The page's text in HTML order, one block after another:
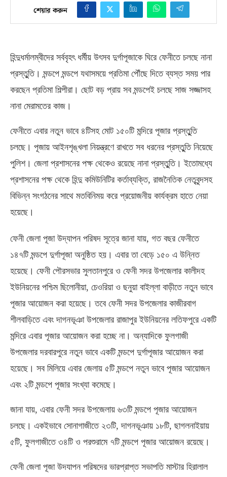
শেয়ার করুন
হিন্দুধর্মালম্বীদের সর্ববৃহৎ ধর্মীয় উৎসব দুর্গাপূজাকে ঘিরে ফেনীতে চলছে নানা
প্রস্তুুতি। মন্ডপে মন্ডপে যথাসময়ে প্রতিমা পৌঁছে দিতে ব্যস্ত সময় পার
করছেন প্রতিমা শিল্পীরা। ছোট বড় প্রায় সব মন্ডপেই চলছে সাজ সজ্জাসহ
নানা মেরামতের কাজ।
ফেনীতে এবার নতুন ভাবে ৪টিসহ মোট ১৫০টি মন্দিরে পূজার প্রস্তুুতি
চলছে। পূজায় আইনশৃঙ্খলা নিয়ন্ত্রণে রাখতে সব ধরনের প্রস্তুুতি নিয়েছে
পুলিশ। জেলা প্রশাসনের পক্ষ থেকেও রয়েছে নানা প্রস্তুুতি। ইতোমধ্যে
প্রশাসনের পক্ষ থেকে হিন্দু কমিউনিটির কর্তাব্যক্তি, রাজনৈতিক নেতৃবৃন্দসহ
বিভিন্ন সংগঠনের সাথে মতবিনিময় করে প্রয়োজনীয় কার্যক্রম হাতে নেয়া
হয়েছে।
ফেনী জেলা পূজা উদ্যাপন পরিষদ সূত্রে জানা যায়, গত বছর ফেনীতে
১৪৭টি মন্ডপে দুর্গাপূজা অনুষ্ঠিত হয়। এবার তা বেড়ে ১৫০ এ উন্নিত
হয়েছে। ফেনী পৌরসভার সুলতানপুরে ও ফেনী সদর উপজেলার কালীদহ
ইউনিয়নের পশ্চিম ছিলোনীয়া, চেওরিয়া ও ছনুয়া বাইল্লা বাড়ীতে নতুন ভাবে
পূজার আয়োজন করা হয়েছে। তবে ফেনী সদর উপজেলার কাজীরবাগ
শীলবাড়িতে এবং দাগনভূঞা উপজেলার রাজাপুর ইউনিয়নের লতিফপুরে একটি
মন্দিরে এবার পূজার আয়োজন করা হচ্ছে না। অন্যাদিকে ফুলগাজী
উপজেলার দরবারপুরে নতুন ভাবে একটি মন্ডপে দুর্গাপূজার আয়োজন করা
হয়েছে। সব মিলিয়ে এবার জেলায় ৫টি মন্ডপে নতুন ভাবে পূজার আয়োজন
এবং ২টি মন্ডপে পূজার সংখ্যা কমেছে।
জানা যায়, এবার ফেনী সদর উপজেলায় ৬৩টি মন্ডপে পূজার আয়োজন
চলছে। একইভাবে সোনাগাজীতে ২৩টি,দাগনভূঞায় ১৮টি, ছাগলনাইয়ায়
৫টি, ফুলগাজীতে ৩৪টি ও পরশুরামে ৭টি মন্ডপে পূজার আয়োজন রয়েছে।
ফেনী জেলা পূজা উদযাপন পরিষদের ভারপ্রাপ্ত সভাপতি মাস্টার হিরালাল